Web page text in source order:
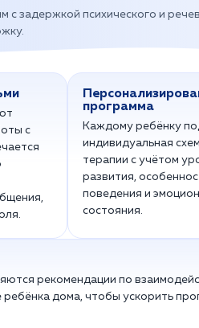
с задержкой психического и
с
программа
Каждому ребёнку
индивидуальная
терапии с учётом
развития,
поведения и
состояния.
рекомендации по
дома, чтобы ускорить